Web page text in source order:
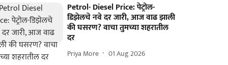
Petrol- Diesel Price: पेट्रोल-
डिझेलचे नवे दर जारी, आज वाढ झाली
की घसरण? वाचा तुमच्या शहरातील
दर
Priya More 01 Aug 2026